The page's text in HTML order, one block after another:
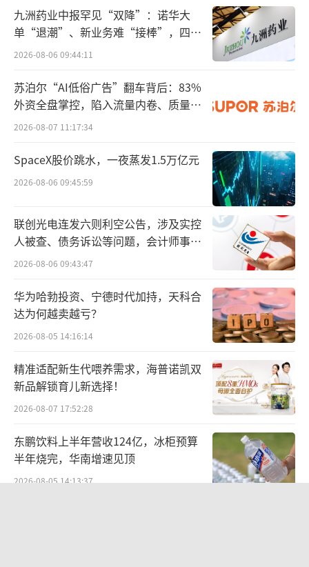
本次品酒会上，京东与青岛啤酒联袂呈现
一世传奇等6款经典酒品，国家级啤酒评酒委员
讲解品鉴。正值世界杯观赛季，京东秒送联合
青岛啤酒推出“看球赛，喝1元冰啤酒”活动，
消费者登录京东APP“秒送”频道或京东到家A
PP，搜索“1元冰啤酒”即可直达会场，有机
会享1元购青啤优惠。双方正式发起“点亮烟火
计划”合作，打造酒水即时零售标杆。
作为青岛啤酒的核心渠道伙伴，京东依托
供应链优势和成熟的数字化运营能力，助力青
岛啤酒获得稳定持续的日销增长，更通过包
销、定制、联名等方式共同打造爆款产品。今
年上半年，主打的“0酒精”无醇系列、“0糖
轻负担”轻干系列产品销售额同比分别增长41
6%、235%，“百年系列”超高端艺术典藏啤
酒也实现两位数的销售额同比增速。
此外，京东物流自主研发的“狼族”系列
机器人也亮相品酒会现场。当前AI应用成为全
球焦点，京东依托于超级供应链与细分场景的
深度嵌入，打造全球最大的物理世界运营中
九洲药业中报罕见“双降”：诺华大
单“退潮”、新业务难“接棒”，四大
难关待闯
2026-08-06 09:44:11
苏泊尔“AI低俗广告”翻车背后：83%
外资全盘掌控，陷入流量内卷、质量频
发的负循环
2026-08-07 11:17:34
SpaceX股价跳水，一夜蒸发1.5万亿元
2026-08-06 09:45:59
联创光电连发六则利空公告，涉及实控
人被查、债务诉讼等问题，会计师事务
所曾出具“保留意见”
2026-08-06 09:43:47
华为哈勃投资、宁德时代加持，天科合
达为何越卖越亏？
2026-08-05 14:16:14
精准适配新生代喂养需求，海普诺凯双
新品解锁育儿新选择！
2026-08-07 17:52:28
东鹏饮料上半年营收124亿，冰柜预算
半年烧完，华南增速见顶
2026-08-05 14:13:37